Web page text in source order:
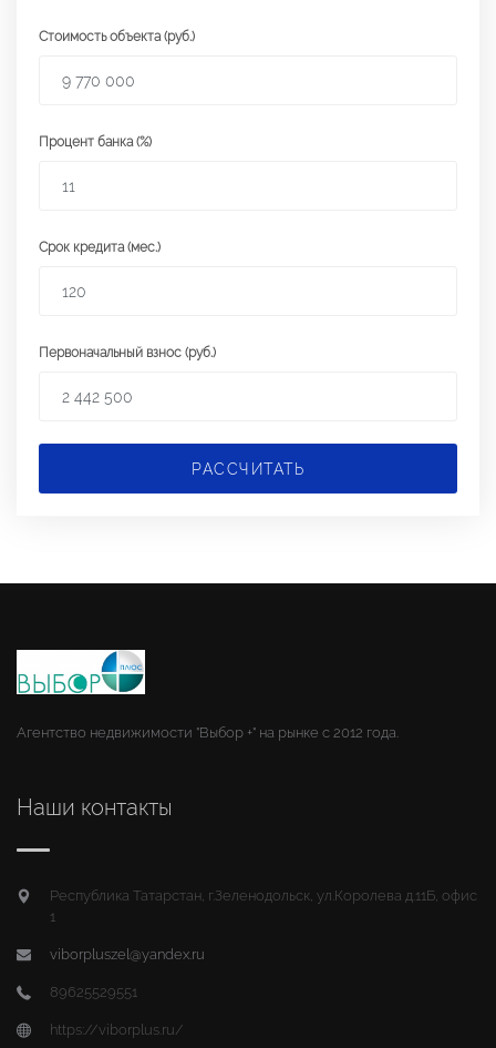
Стоимость объекта (руб.)
Процент банка (%)
Срок кредита (мес.)
Первоначальный взнос (руб.)
РАССЧИТАТЬ
Агентство недвижимости "Выбор +" на рынке с 2012 года.
Наши контакты
Республика Татарстан, г.Зеленодольск, ул.Королева д.11Б, офис
1
viborpluszel@yandex.ru
89625529551
https://viborplus.ru/